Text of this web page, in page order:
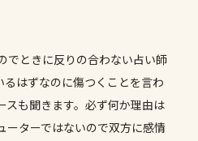
でときに反りの合わない占い師
るはずなのに傷つくことを言わ
スも聞きます。必ず何か理由は
ーターではないので双方に感情